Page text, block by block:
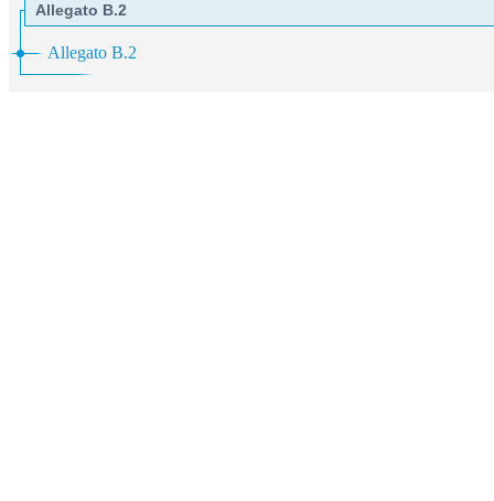
Allegato B.2
Allegato B.2